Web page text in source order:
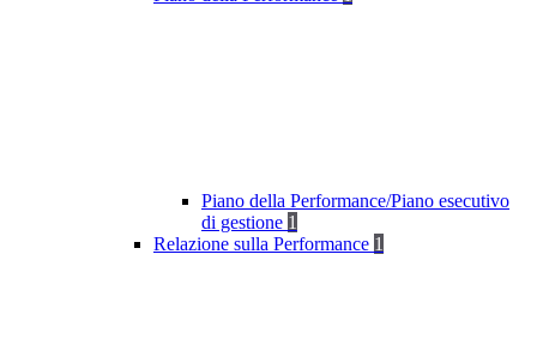
Piano della Performance/Piano esecutivo
di gestione 1
Relazione sulla Performance 1